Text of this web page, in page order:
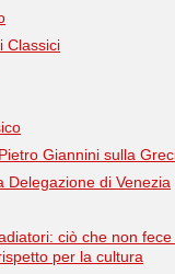
Classici
Giannini sulla
Delegazione di Venezia
ciò che non
per la cultura